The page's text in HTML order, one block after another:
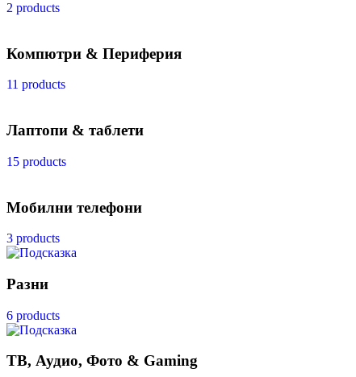
2 products
Компютри & Периферия
11 products
Лаптопи & таблети
15 products
Мобилни телефони
3 products
Разни
6 products
ТВ, Аудио, Фото & Gaming